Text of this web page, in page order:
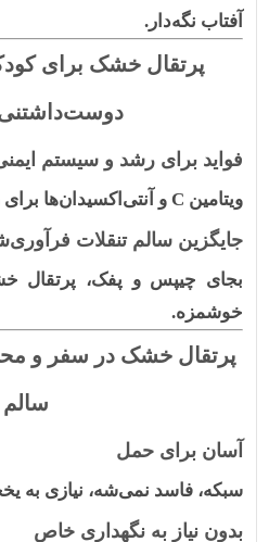
آفتاب نگه‌دار.
پرتقال خشک برای
فواید برای رشد و سیستم
ویتامین C و آنتی‌اکسیدان‌ها
جایگزین سالم تنقلات
بجای چیپس و پفک، پرتقال
خوشمزه.
پرتقال خشک در سفر و
سالم
آسان برای حمل
سبکه، فاسد نمی‌شه، نیازی به
بدون نیاز به نگهداری خاص